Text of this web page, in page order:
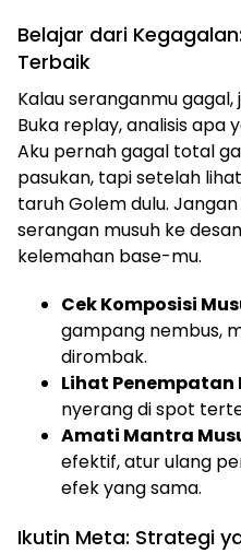
Belajar dari
Terbaik
Kalau seranganmu
Buka replay, analisis apa
Aku pernah gagal total
pasukan, tapi setelah
taruh Golem dulu.
serangan musuh ke
kelemahan base-mu.
Cek Komposisi
gampang nembus,
dirombak.
Lihat Penempatan
nyerang di spot
Amati Mantra
efektif, atur ulang
efek yang sama.
Ikutin Meta: Strategi